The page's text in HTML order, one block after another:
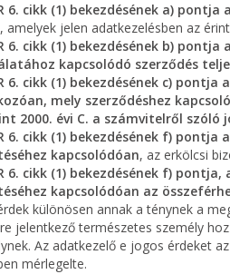
6. cikk (1) bekezdésének a)
amelyek jelen adatkezelésben az
6. cikk (1) bekezdésének b)
kapcsolódó szerződés
6. cikk (1) bekezdésének c)
mely szerződéshez
2000. évi C. a számvitelről
6. cikk (1) bekezdésének f)
kapcsolódóan, az erkölcsi
6. cikk (1) bekezdésének f)
kapcsolódóan az
különösen annak a ténynek a
jelentkező természetes személy
Az adatkezelő e jogos érdeket
mérlegelte.